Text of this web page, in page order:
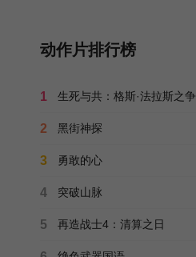
动作片排行榜
1 生死与共：格斯·法拉斯之争
2 黑街神探
3 勇敢的心
4 突破山脉
5 再造战士4：清算之日